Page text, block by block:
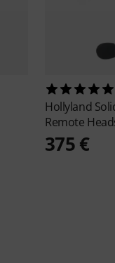
Hollyland
Remote
375 €